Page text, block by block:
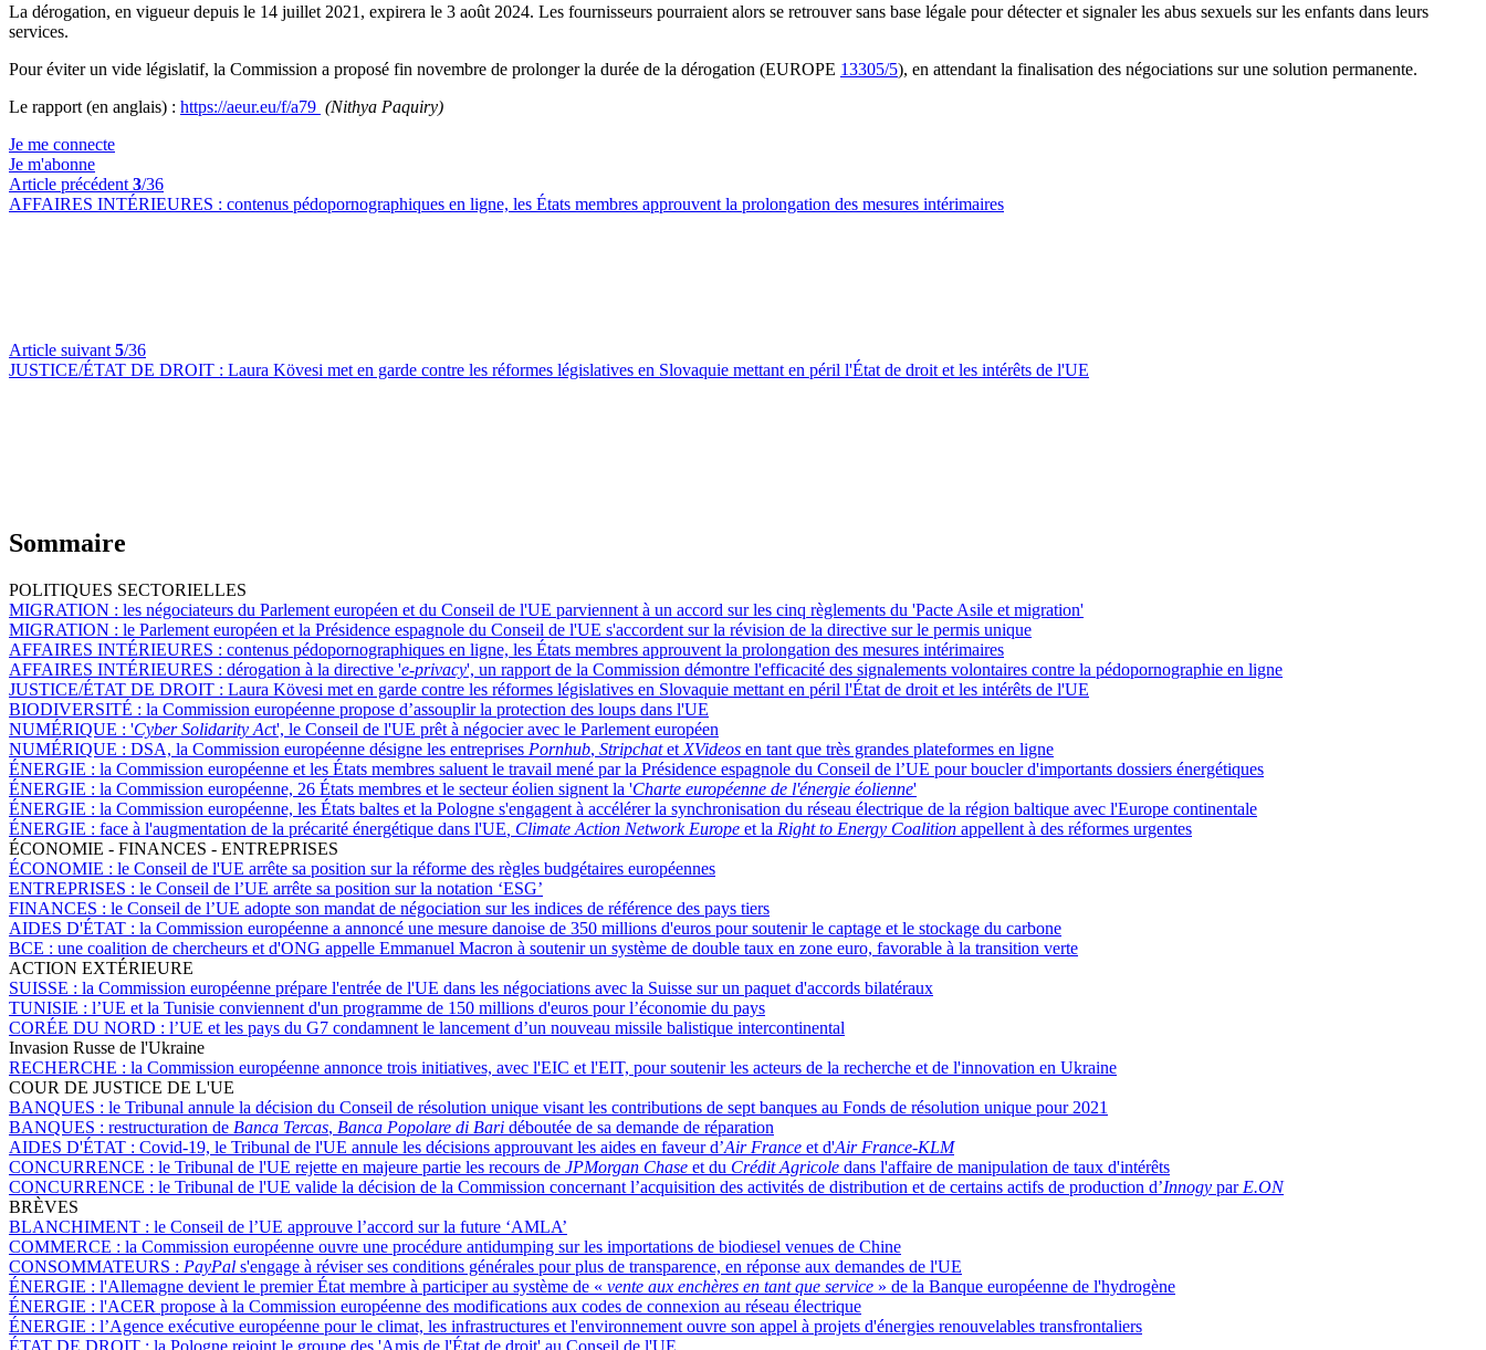
La dérogation, en vigueur depuis le 14 juillet 2021, expirera le 3 août 2024. Les fournisseurs pourraient alors se retrouver sans base légale pour détecter et signaler les abus sexuels sur les enfants dans leurs
services.
Pour éviter un vide législatif, la Commission a proposé fin novembre de prolonger la durée de la dérogation (EUROPE 13305/5), en attendant la finalisation des négociations sur une solution permanente.
Le rapport (en anglais) : https://aeur.eu/f/a79 (Nithya Paquiry)
Je me connecte
Je m'abonne
Article précédent 3/36
AFFAIRES INTÉRIEURES : contenus pédopornographiques en ligne, les États membres approuvent la prolongation des mesures intérimaires
Article suivant 5/36
JUSTICE/ÉTAT DE DROIT : Laura Kövesi met en garde contre les réformes législatives en Slovaquie mettant en péril l'État de droit et les intérêts de l'UE
Sommaire
POLITIQUES SECTORIELLES
MIGRATION : les négociateurs du Parlement européen et du Conseil de l'UE parviennent à un accord sur les cinq règlements du 'Pacte Asile et migration'
MIGRATION : le Parlement européen et la Présidence espagnole du Conseil de l'UE s'accordent sur la révision de la directive sur le permis unique
AFFAIRES INTÉRIEURES : contenus pédopornographiques en ligne, les États membres approuvent la prolongation des mesures intérimaires
AFFAIRES INTÉRIEURES : dérogation à la directive 'e-privacy', un rapport de la Commission démontre l'efficacité des signalements volontaires contre la pédopornographie en ligne
JUSTICE/ÉTAT DE DROIT : Laura Kövesi met en garde contre les réformes législatives en Slovaquie mettant en péril l'État de droit et les intérêts de l'UE
BIODIVERSITÉ : la Commission européenne propose d’assouplir la protection des loups dans l'UE
NUMÉRIQUE : 'Cyber Solidarity Act', le Conseil de l'UE prêt à négocier avec le Parlement européen
NUMÉRIQUE : DSA, la Commission européenne désigne les entreprises Pornhub, Stripchatet XVideos en tant que très grandes plateformes en ligne
ÉNERGIE : la Commission européenne et les États membres saluent le travail mené par la Présidence espagnole du Conseil de l’UE pour boucler d'importants dossiers énergétiques
ÉNERGIE : la Commission européenne, 26 États membres et le secteur éolien signent la 'Charte européenne de l'énergie éolienne'
ÉNERGIE : la Commission européenne, les États baltes et la Pologne s'engagent à accélérer la synchronisation du réseau électrique de la région baltique avec l'Europe continentale
ÉNERGIE : face à l'augmentation de la précarité énergétique dans l'UE , Climate Action Network Europe et la Right to Energy Coalition appellent à des réformes urgentes
ÉCONOMIE - FINANCES - ENTREPRISES
ÉCONOMIE : le Conseil de l'UE arrête sa position sur la réforme des règles budgétaires européennes
ENTREPRISES : le Conseil de l’UE arrête sa position sur la notation ‘ESG’
FINANCES : le Conseil de l’UE adopte son mandat de négociation sur les indices de référence des pays tiers
AIDES D'ÉTAT : la Commission européenne a annoncé une mesure danoise de 350 millions d'euros pour soutenir le captage et le stockage du carbone
BCE : une coalition de chercheurs et d'ONG appelle Emmanuel Macron à soutenir un système de double taux en zone euro, favorable à la transition verte
ACTION EXTÉRIEURE
SUISSE : la Commission européenne prépare l'entrée de l'UE dans les négociations avec la Suisse sur un paquet d'accords bilatéraux
TUNISIE : l’UE et la Tunisie conviennent d'un programme de 150 millions d'euros pour l’économie du pays
CORÉE DU NORD : l’UE et les pays du G7 condamnent le lancement d’un nouveau missile balistique intercontinental
Invasion Russe de l'Ukraine
RECHERCHE : la Commission européenne annonce trois initiatives, avec l'EIC et l'EIT, pour soutenir les acteurs de la recherche et de l'innovation en Ukraine
COUR DE JUSTICE DE L'UE
BANQUES : le Tribunal annule la décision du Conseil de résolution unique visant les contributions de sept banques au Fonds de résolution unique pour 2021
BANQUES : restructuration de Banca Tercas, Banca Popolare di Bari déboutée de sa demande de réparation
AIDES D'ÉTAT : Covid-19, le Tribunal de l'UE annule les décisions approuvant les aides en faveur d’Air France et d'Air France-KLM
CONCURRENCE : le Tribunal de l'UE rejette en majeure partie les recours de JPMorgan Chase et du Crédit Agricole dans l'affaire de manipulation de taux d'intérêts
CONCURRENCE : le Tribunal de l'UE valide la décision de la Commission concernant l’acquisition des activités de distribution et de certains actifs de production d’Innogy par E.ON
BRÈVES
BLANCHIMENT : le Conseil de l’UE approuve l’accord sur la future ‘AMLA’
COMMERCE : la Commission européenne ouvre une procédure antidumping sur les importations de biodiesel venues de Chine
CONSOMMATEURS : PayPal s'engage à réviser ses conditions générales pour plus de transparence, en réponse aux demandes de l'UE
ÉNERGIE : l'Allemagne devient le premier État membre à participer au système de « vente aux enchères en tant que service » de la Banque européenne de l'hydrogène
ÉNERGIE : l'ACER propose à la Commission européenne des modifications aux codes de connexion au réseau électrique
ÉNERGIE : l’Agence exécutive européenne pour le climat, les infrastructures et l'environnement ouvre son appel à projets d'énergies renouvelables transfrontaliers
ÉTAT DE DROIT : la Pologne rejoint le groupe des 'Amis de l'État de droit' au Conseil de l'UE